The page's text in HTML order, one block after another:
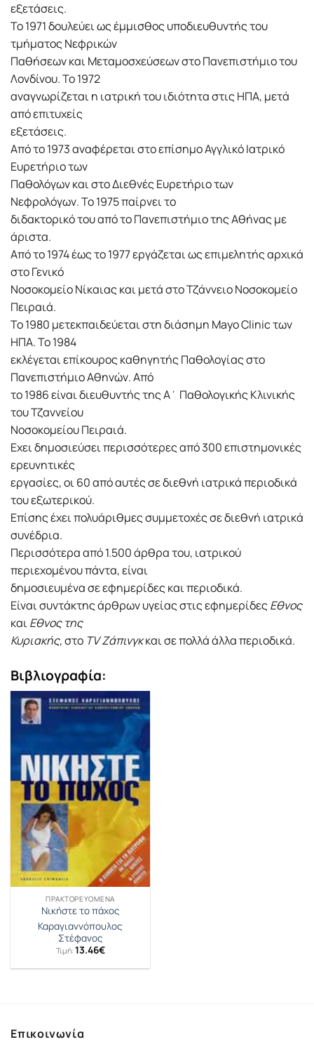
εξετάσεις.
Το 1971 δουλεύει ως έμμισθος υποδιευθυντής του
τμήματος Νεφρικών
Παθήσεων και Μεταμοσχεύσεων στο Πανεπιστήμιο του
Λονδίνου. Το 1972
αναγνωρίζεται η ιατρική του ιδιότητα στις ΗΠΑ, μετά
από επιτυχείς
εξετάσεις.
Από το 1973 αναφέρεται στο επίσημο Αγγλικό Ιατρικό
Ευρετήριο των
Παθολόγων και στο Διεθνές Ευρετήριο των
Νεφρολόγων. Το 1975 παίρνει το
διδακτορικό του από το Πανεπιστήμιο της Αθήνας με
άριστα.
Από το 1974 έως το 1977 εργάζεται ως επιμελητής αρχικά
στο Γενικό
Νοσοκομείο Νίκαιας και μετά στο Τζάννειο Νοσοκομείο
Πειραιά.
Το 1980 μετεκπαιδεύεται στη διάσημη Mayo Clinic των
ΗΠΑ. Το 1984
εκλέγεται επίκουρος καθηγητής Παθολογίας στο
Πανεπιστήμιο Αθηνών. Από
το 1986 είναι διευθυντής της Α΄ Παθολογικής Κλινικής
του Τζαννείου
Νοσοκομείου Πειραιά.
Εχει δημοσιεύσει περισσότερες από 300 επιστημονικές
ερευνητικές
εργασίες, οι 60 από αυτές σε διεθνή ιατρικά περιοδικά
του εξωτερικού.
Επίσης έχει πολυάριθμες συμμετοχές σε διεθνή ιατρικά
συνέδρια.
Περισσότερα από 1.500 άρθρα του, ιατρικού
περιεχομένου πάντα, είναι
δημοσιευμένα σε εφημερίδες και περιοδικά.
Είναι συντάκτης άρθρων υγείας στις εφημερίδεςΕθνος
και Εθνος της
Κυριακής, στο TV Ζάπινγκκαι σε πολλά άλλα περιοδικά.
Βιβλιογραφία:
ΠΡΑΚΤΟΡΕΥΟΜΕΝΑ
Νικήστε το πάχος
Καραγιαννόπουλος
Στέφανος
Τιμή: 13.46€
Επικοινωνία